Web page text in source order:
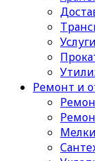
Ремонт и